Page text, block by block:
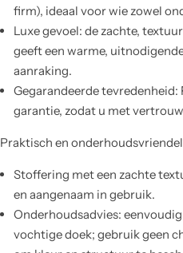
firm), ideaal voor wie zowel
Luxe gevoel: de zachte,
geeft een warme,
aanraking.
Gegarandeerde
garantie, zodat u met
Praktisch en
Stoffering met een zachte
en aangenaam in gebruik.
Onderhoudsadvies:
vochtige doek; gebruik geen